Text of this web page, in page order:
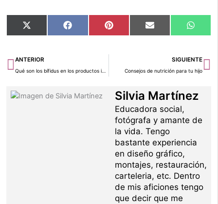
Compartir
en
X
(Twitter)
Compartir
en
Facebook Compartir
en
Pinterest Compartir
en
Email
en
Ant
ANTERIOR
Qué son los bífidus en los productos infantiles?
SIGUIENTE
Consejos de nutrición para tu hijo
Silvia Martínez
Educadora social,
fotógrafa y amante de
la vida. Tengo
bastante experiencia
en diseño gráfico,
montajes, restauración,
carteleria, etc. Dentro
de mis aficiones tengo
que decir que me